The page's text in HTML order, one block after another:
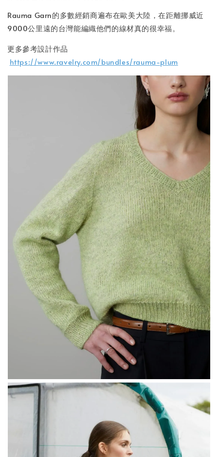
Rauma Garn的多數經銷商遍布在歐美大陸，在距離挪威近
9000公里遠的台灣能編織他們的線材真的很幸福。
更多參考設計作品
https://www.ravelry.com/bundles/rauma-plum